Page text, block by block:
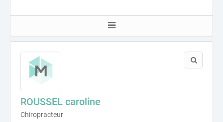
ROUSSEL caroline
Chiropracteur